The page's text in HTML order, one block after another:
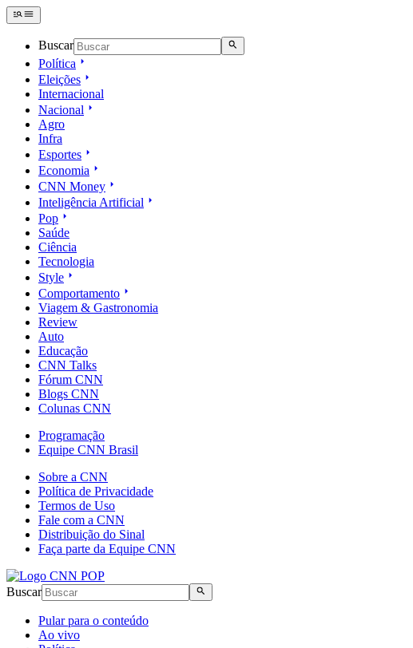
Buscar
Política
Eleições
Internacional
Nacional
Agro
Infra
Esportes
Economia
CNN Money
Inteligência Artificial
Pop
Saúde
Ciência
Tecnologia
Style
Comportamento
Viagem & Gastronomia
Review
Auto
Educação
CNN Talks
Fórum CNN
Blogs CNN
Colunas CNN
Programação
Equipe CNN Brasil
Sobre a CNN
Política de Privacidade
Termos de Uso
Fale com a CNN
Distribuição do Sinal
Faça parte da Equipe CNN
Buscar
Pular para o conteúdo
Ao vivo